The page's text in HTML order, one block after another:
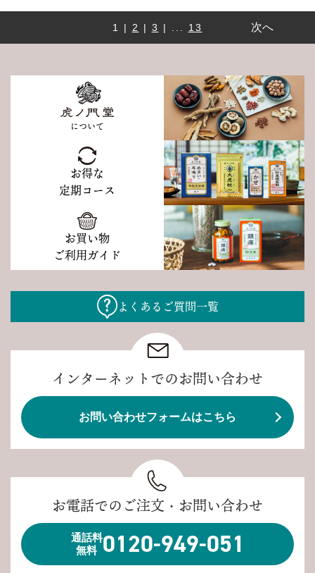
1 | 2 | 3 | ... 13 次へ
について
お得な
定期コース
お買い物
ご利用ガイド
よくあるご質問一覧
インターネットでのお問い合わせ
お問い合わせフォームはこちら
お電話でのご注文・お問い合わせ
通話料
無料 0120-949-051